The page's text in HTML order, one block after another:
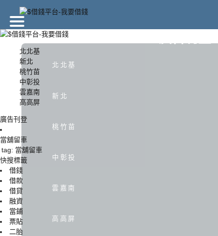
北北基
新北
桃竹苗
中彰投
雲嘉南
高高屏
北北基
新北
桃竹苗
中彰投
雲嘉南
高高屏
廣告刊登
當舖留車
tag: 當舖留車
快搜標籤
借錢
借款
借貸
融資
當鋪
票貼
二胎